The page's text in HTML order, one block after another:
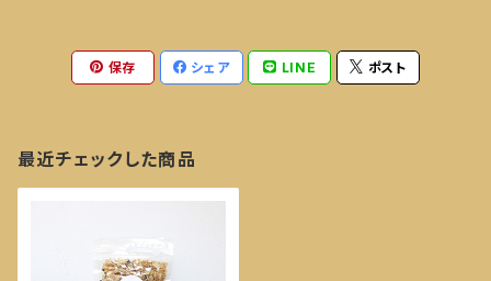
保存 シェア LINE ポスト
最近チェックした商品